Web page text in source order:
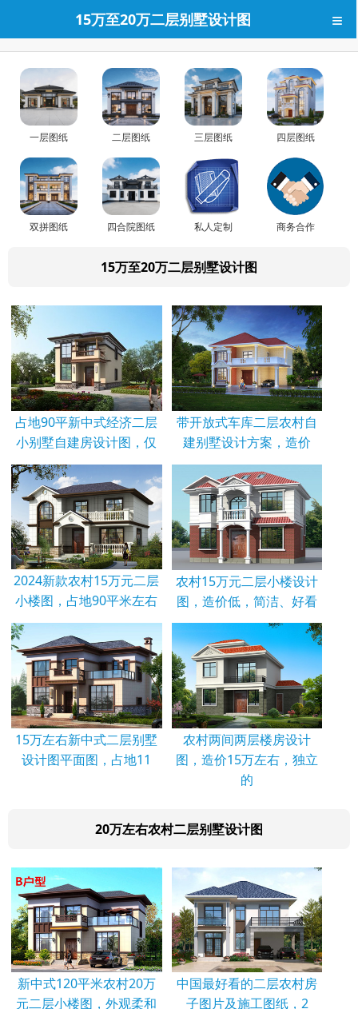
15万至20万二层别墅设计图 ≡
一层图纸 二层图纸 三层图纸 四层图纸
双拼图纸 四合院图纸 私人定制 商务合作
15万至20万二层别墅设计图
占地90平新中式经济二层
小别墅自建房设计图，仅
带开放式车库二层农村自
建别墅设计方案，造价
2024新款农村15万元二层
小楼图，占地90平米左右
农村15万元二层小楼设计
图，造价低，简洁、好看
15万左右新中式二层别墅
设计图平面图，占地11
农村两间两层楼房设计
图，造价15万左右，独立
的
20万左右农村二层别墅设计图
新中式120平米农村20万
元二层小楼图，外观柔和
中国最好看的二层农村房
子图片及施工图纸，2